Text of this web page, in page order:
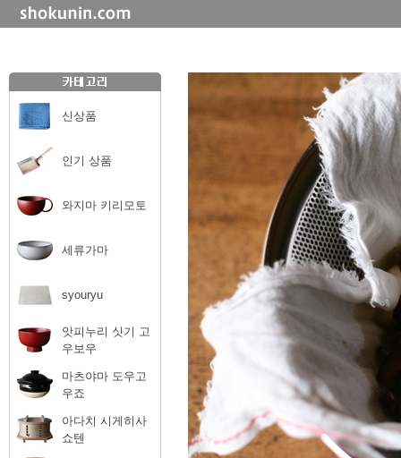
신상품
인기 상품
와지마 키리모토
세류가마
syouryu
앗피누리 싯기 고
우보우
마츠야마 도우고
우죠
아다치 시게히사
쇼텐